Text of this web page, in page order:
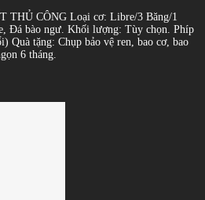
CÔNG Loại cơ: Libre/3 Băng/1
Đá bào ngư. Khối lượng: Tùy chọn. Phíp
Quà tặng: Chụp bảo vệ ren, bao cơ, bao
6 tháng.